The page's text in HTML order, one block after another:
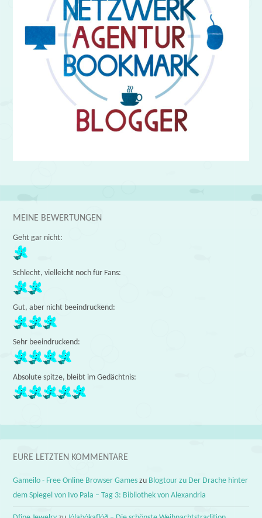
MEINE BEWERTUNGEN
Geht gar nicht:
Schlecht, vielleicht noch für Fans:
Gut, aber nicht beeindruckend:
Sehr beeindruckend:
Absolute spitze, bleibt im Gedächtnis:
EURE LETZTEN KOMMENTARE
Gameilo - Free Online Browser Games zu Blogtour zu Der Drache hinter
dem Spiegel von Ivo Pala – Tag 3: Bibliothek von Alexandria